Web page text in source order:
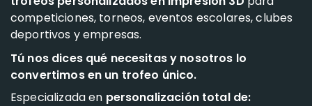
competiciones, torneos, eventos escolares, clubes
deportivos y empresas.
Tú nos dices qué necesitas y nosotros lo
convertimos en un trofeo único.
Especializada en personalización total de: